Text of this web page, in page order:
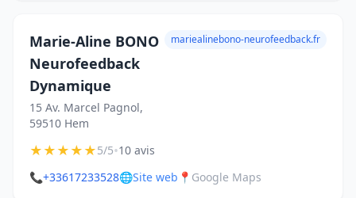
Marie-Aline BONO
Neurofeedback
Dynamique
15 Av. Marcel Pagnol,
59510 Hem
mariealinebono-neurofeedback.fr
★★★★★5/5•10 avis
📞+33617233528🌐Site web 📍 Google Maps